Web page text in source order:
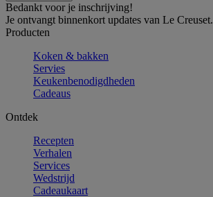
Bedankt voor je inschrijving!
Je ontvangt binnenkort updates van Le Creuset.
Producten
Koken & bakken
Servies
Keukenbenodigdheden
Cadeaus
Ontdek
Recepten
Verhalen
Services
Wedstrijd
Cadeaukaart